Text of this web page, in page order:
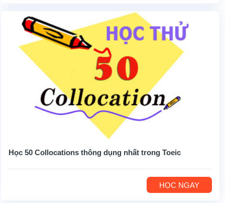
Học 50 Collocations thông dụng nhất trong Toeic
HỌC NGAY